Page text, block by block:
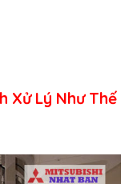
Xử Lý Như Thế